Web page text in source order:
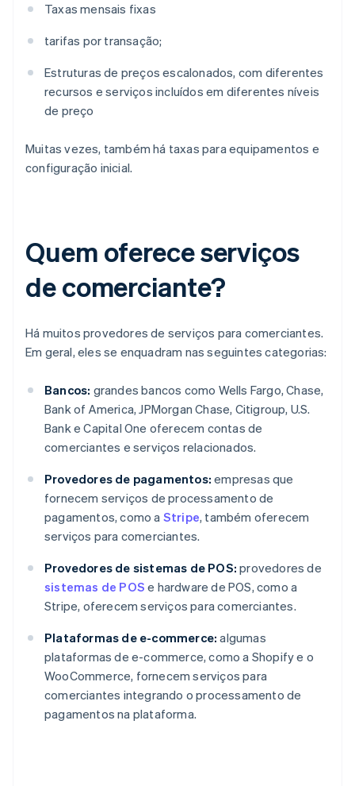
Taxas mensais fixas
tarifas por transação;
Estruturas de preços escalonados, com diferentes
recursos e serviços incluídos em diferentes níveis
de preço
Muitas vezes, também há taxas para equipamentos e
configuração inicial.
Quem oferece serviços
de comerciante?
Há muitos provedores de serviços para comerciantes.
Em geral, eles se enquadram nas seguintes categorias:
Bancos: grandes bancos como Wells Fargo, Chase,
Bank of America, JPMorgan Chase, Citigroup, U.S.
Bank e Capital One oferecem contas de
comerciantes e serviços relacionados.
Provedores de pagamentos: empresas que
fornecem serviços de processamento de
pagamentos, como a Stripe, também oferecem
serviços para comerciantes.
Provedores de sistemas de POS: provedores de
sistemas de POS e hardware de POS, como a
Stripe, oferecem serviços para comerciantes.
Plataformas de e-commerce: algumas
plataformas de e-commerce, como a Shopify e o
WooCommerce, fornecem serviços para
comerciantes integrando o processamento de
pagamentos na plataforma.